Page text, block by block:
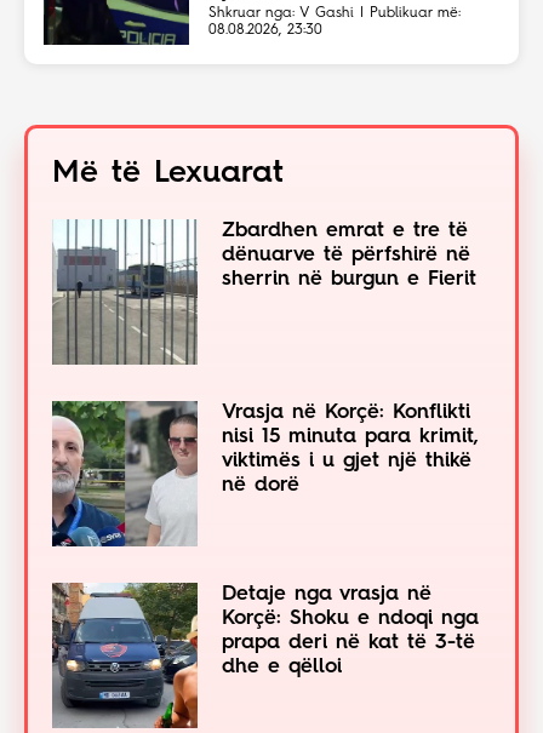
Shkruar nga: V Gashi | Publikuar më:
08.08.2026, 23:30
Më të Lexuarat
Zbardhen emrat e tre të
dënuarve të përfshirë në
sherrin në burgun e Fierit
Vrasja në Korçë: Konflikti
nisi 15 minuta para krimit,
viktimës i u gjet një thikë
në dorë
Detaje nga vrasja në
Korçë: Shoku e ndoqi nga
prapa deri në kat të 3-të
dhe e qëlloi